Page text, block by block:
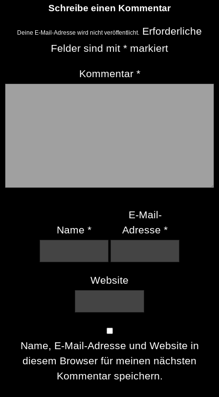
Schreibe einen Kommentar
Deine E-Mail-Adresse wird nicht veröffentlicht. Erforderliche
Felder sind mit * markiert
Kommentar *
Name *
E-Mail-
Adresse*
Website
Name, E-Mail-Adresse und Website in
diesem Browser für meinen nächsten
Kommentar speichern.